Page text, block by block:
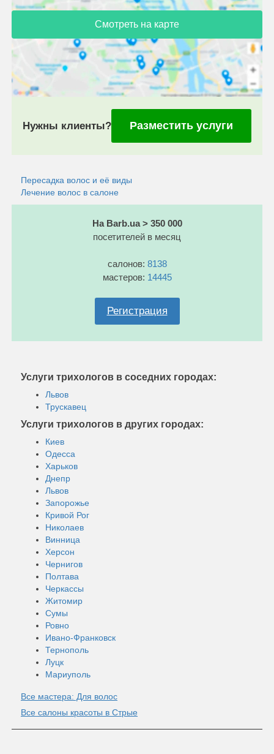
Смотреть на карте
Нужны клиенты? Разместить услуги
Пересадка волос и её виды
Лечение волос в салоне
На Barb.ua > 350 000
посетителей в месяц
салонов: 8138
мастеров: 14445
Регистрация
Услуги трихологов в соседних городах:
Львов
Трускавец
Услуги трихологов в других городах:
Киев
Одесса
Харьков
Днепр
Львов
Запорожье
Кривой Рог
Николаев
Винница
Херсон
Чернигов
Полтава
Черкассы
Житомир
Сумы
Ровно
Ивано-Франковск
Тернополь
Луцк
Мариуполь
Все мастера: Для волос
Все салоны красоты в Стрые